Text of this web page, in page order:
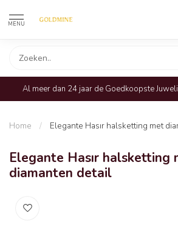
MENU
Al meer dan 24 jaar de Goedkoopste
Home / Elegante Hasır halsketting met
Elegante Hasır halsketting
diamanten detail